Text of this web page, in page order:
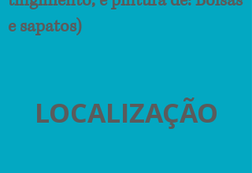
e sapatos)
LOCALIZAÇÃO